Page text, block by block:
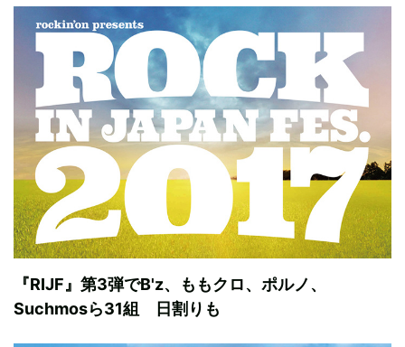
『RIJF』第3弾でB'z、ももクロ、ポルノ、
Suchmosら31組 日割りも